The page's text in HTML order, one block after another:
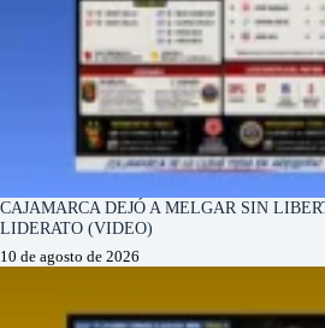
CAJAMARCA DEJÓ A MELGAR SIN
LIDERATO (VIDEO)
10 de agosto de 2026